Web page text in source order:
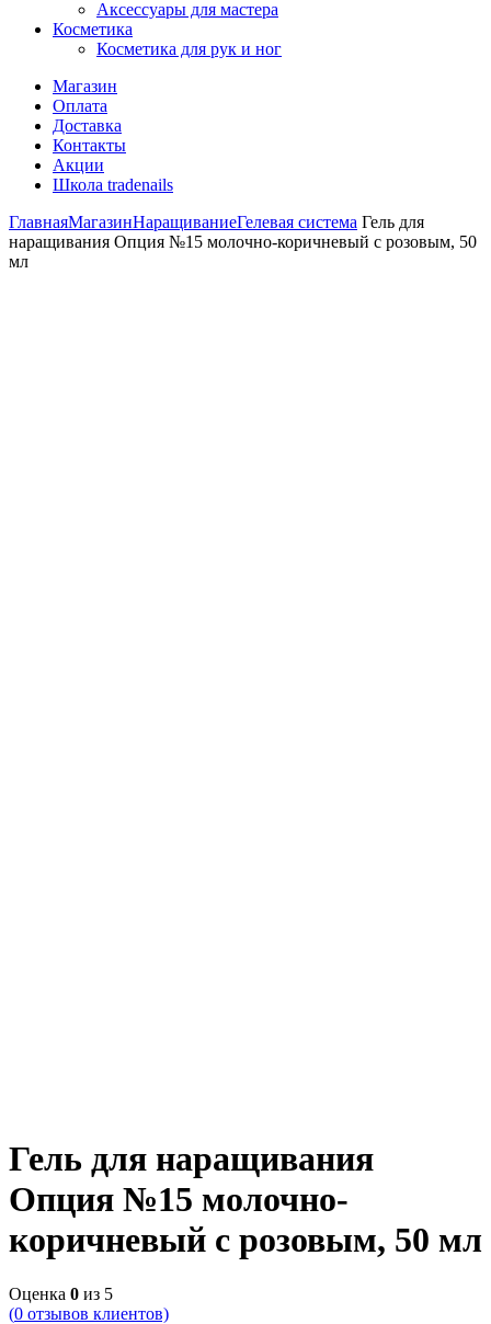
Аксессуары для мастера
Косметика
Косметика для рук и ног
Магазин
Оплата
Доставка
Контакты
Акции
Школа tradenails
ГлавнаяМагазинНаращиваниеГелевая система Гель для
наращивания Опция №15 молочно-коричневый с розовым, 50
мл
Гель для наращивания
Опция №15 молочно-
коричневый с розовым, 50 мл
Оценка 0 из 5
(0 отзывов клиентов)